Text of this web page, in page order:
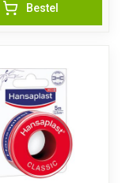
Bestel